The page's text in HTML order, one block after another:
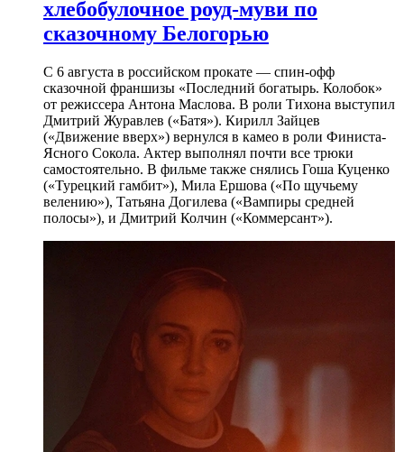
хлебобулочное роуд-муви по
сказочному Белогорью
С 6 августа в российском прокате — спин-офф
сказочной франшизы «Последний богатырь. Колобок»
от режиссера Антона Маслова. В роли Тихона выступил
Дмитрий Журавлев («Батя»). Кирилл Зайцев
(«Движение вверх») вернулся в камео в роли Финиста-
Ясного Сокола. Актер выполнял почти все трюки
самостоятельно. В фильме также снялись Гоша Куценко
(«Турецкий гамбит»), Мила Ершова («По щучьему
велению»), Татьяна Догилева («Вампиры средней
полосы»), и Дмитрий Колчин («Коммерсант»).